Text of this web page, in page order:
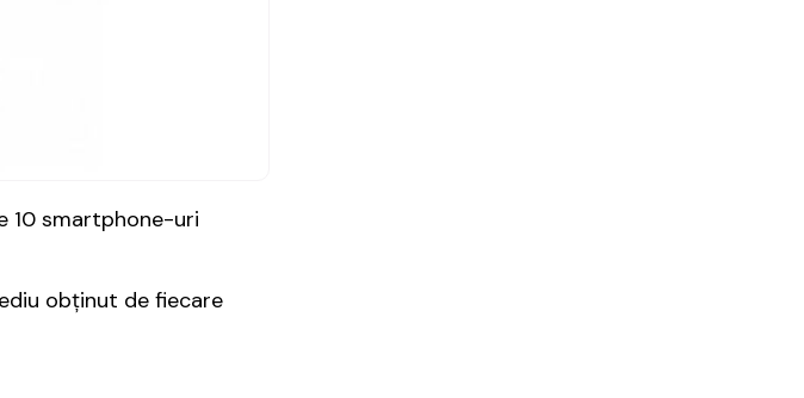
10 smartphone-uri
obţinut de fiecare